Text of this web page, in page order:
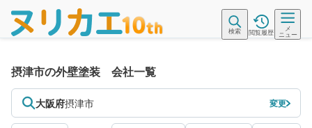
検索 閲覧履歴
メ
ニュー
摂津市の外壁塗装 会社一覧
大阪府摂津市 変更